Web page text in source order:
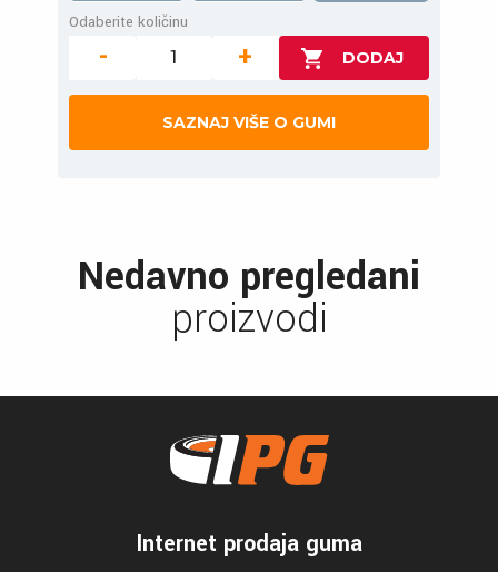
Odaberite količinu
- +
SAZNAJ VIŠE O GUMI
Nedavno pregledani
proizvodi
Internet prodaja guma